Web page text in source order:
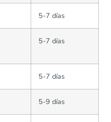
5-7 días
5-7 días
5-7 días
5-9 días